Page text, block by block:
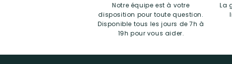
Notre équipe est à votre
disposition pour toute question.
Disponible tous les jours de 7h à
19h pour vous aider.
La